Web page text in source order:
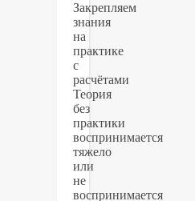
Закрепляем
знания
на
практике
с
расчётами
Теория
без
практики
воспринимается
тяжело
или
не
воспринимается